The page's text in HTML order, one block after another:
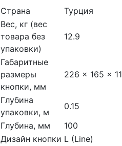
Страна
Турция
Вес, кг (вес
товара без
упаковки)
12.9
Габаритные
размеры
кнопки, мм
226 x 165 x 11
Глубина
упаковки, м
0.15
Глубина, мм
100
Дизайн кнопки L (Line)